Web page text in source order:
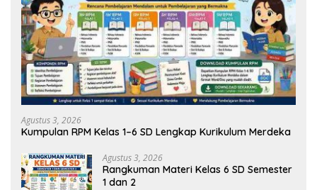
Agustus 3, 2026
Kumpulan RPM Kelas 1–6 SD Lengkap Kurikulum Merdeka
Agustus 3, 2026
Rangkuman Materi Kelas 6 SD Semester
1 dan 2